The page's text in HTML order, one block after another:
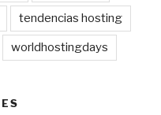
tendencias hosting
worldhostingdays